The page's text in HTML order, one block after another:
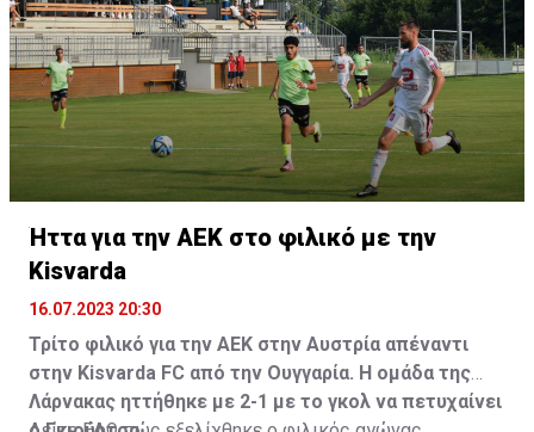
Ήττα για την ΑΕΚ στο φιλικό με την
Kisvarda
16.07.2023 20:30
Τρίτο φιλικό για την ΑΕΚ στην Αυστρία απέναντι
στην Kisvarda FC από την Ουγγαρία. Η ομάδα της
Λάρνακας ηττήθηκε με 2-1 με το γκολ να πετυχαίνει